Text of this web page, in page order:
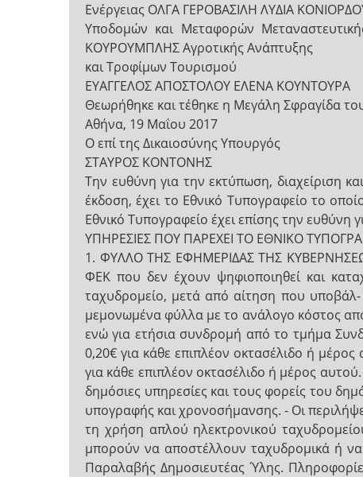
Ενέργειας ΟΛΓΑ ΓΕΡΟΒΑΣΙΛΗ ΛΥΔΙΑ
Υποδομών και Μεταφορών
ΚΟΥΡΟΥΜΠΛΗΣ Αγροτικής Ανάπτυξης
και Τροφίμων Τουρισμού
ΕΥΑΓΓΕΛΟΣ ΑΠΟΣΤΟΛΟΥ ΕΛΕΝΑ ΚΟΥΝΤΟΥΡΑ
Θεωρήθηκε και τέθηκε η Μεγάλη Σφραγίδα
Αθήνα, 19 Μαΐου 2017
Ο επί της Δικαιοσύνης Υπουργός
ΣΤΑΥΡΟΣ ΚΟΝΤΟΝΗΣ
Την ευθύνη για την εκτύπωση, διαχείριση
έκδοση, έχει το Εθνικό Tυπογραφείο το
Εθνικό Τυπογραφείο έχει επίσης την
ΥΠΗΡΕΣΙΕΣ ΠΟΥ ΠΑΡΕΧΕΙ ΤΟ ΕΘΝΙΚΟ
1. ΦΥΛΛΟ ΤΗΣ ΕΦΗΜΕΡΙΔΑΣ ΤΗΣ
ΦΕΚ που δεν έχουν ψηφιοποιηθεί και
ταχυδρομείο, μετά από αίτηση που
μεμονωμένα φύλλα με το ανάλογο κόστος
ενώ για ετήσια συνδρομή από το τμήμα
0,20€ για κάθε επιπλέον οκτασέλιδο ή
για κάθε επιπλέον οκτασέλιδο ή μέρος
δημόσιες υπηρεσίες και τους φορείς του
υπογραφής και χρονοσήμανσης. - Οι
τη χρήση απλού ηλεκτρονικού
μπορούν να αποστέλλουν ταχυδρομικά ή
Παραλαβής Δημοσιευτέας Ύλης.